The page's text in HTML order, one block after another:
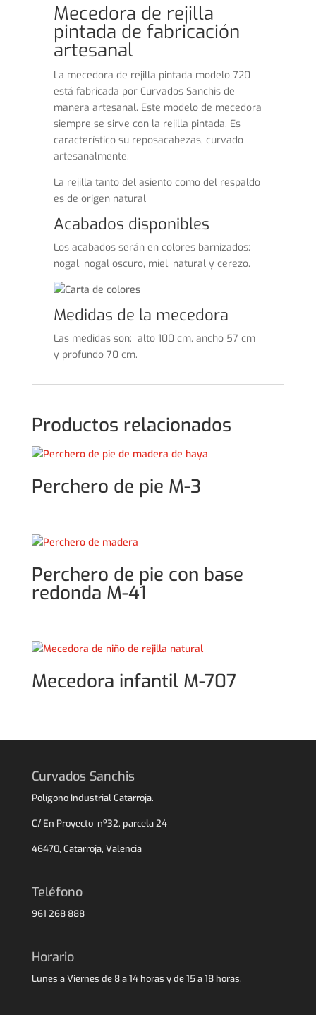
Mecedora de rejilla
pintada de fabricación
artesanal
La mecedora de rejilla pintada modelo 720
está fabricada por Curvados Sanchis de
manera artesanal. Este modelo de mecedora
siempre se sirve con la rejilla pintada. Es
característico su reposacabezas, curvado
artesanalmente.
La rejilla tanto del asiento como del respaldo
es de origen natural
Acabados disponibles
Los acabados serán en colores barnizados:
nogal, nogal oscuro, miel, natural y cerezo.
Medidas de la mecedora
Las medidas son: alto 100 cm, ancho 57 cm
y profundo 70 cm.
Productos relacionados
Perchero de pie M-3
Perchero de pie con base
redonda M-41
Mecedora infantil M-707
Curvados Sanchis
Polígono Industrial Catarroja.
C/ En Proyecto nº32, parcela 24
46470, Catarroja, Valencia
Teléfono
961 268 888
Horario
Lunes a Viernes de 8 a 14 horas y de 15 a 18 horas.